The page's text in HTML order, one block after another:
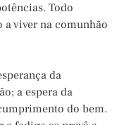
Todo
viver na comunhão
da
a espera da
do bem.